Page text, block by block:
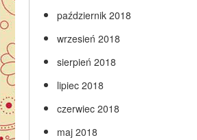
październik 2018
wrzesień 2018
sierpień 2018
lipiec 2018
czerwiec 2018
maj 2018